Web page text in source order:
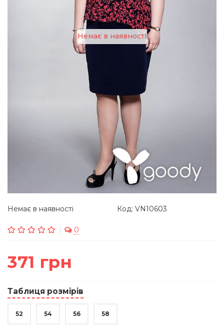
Немає в наявності
Немає в наявності Код: VN10603
0
371 грн
Таблиця розмірів
52 54 56 58